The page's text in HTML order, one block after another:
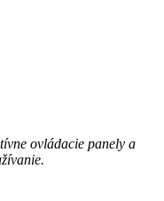
ovládacie panely a